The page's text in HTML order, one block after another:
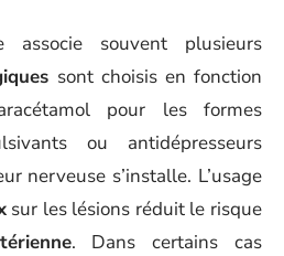
souvent plusieurs
sont choisis en fonction
pour les formes
ou antidépresseurs
nerveuse s’installe. L’usage
sur les lésions réduit le risque
. Dans certains cas